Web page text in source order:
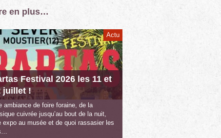
en plus…
Actu
Festival 2026 les 11 et
juillet !
ambiance de foire foraine, de la
cuivrée jusqu’au bout de la nuit,
expo au musée et de quoi rassasier les